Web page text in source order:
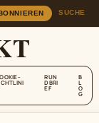
SUCHE
RUN
DBRI
EF
B
L
O
G